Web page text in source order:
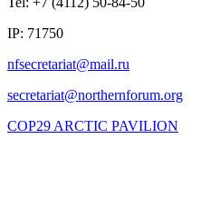
IP: 71750
COP29 ARCTIC PAVILION